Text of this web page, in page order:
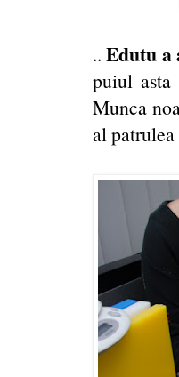
..Edutu a
puiul
Munca
al